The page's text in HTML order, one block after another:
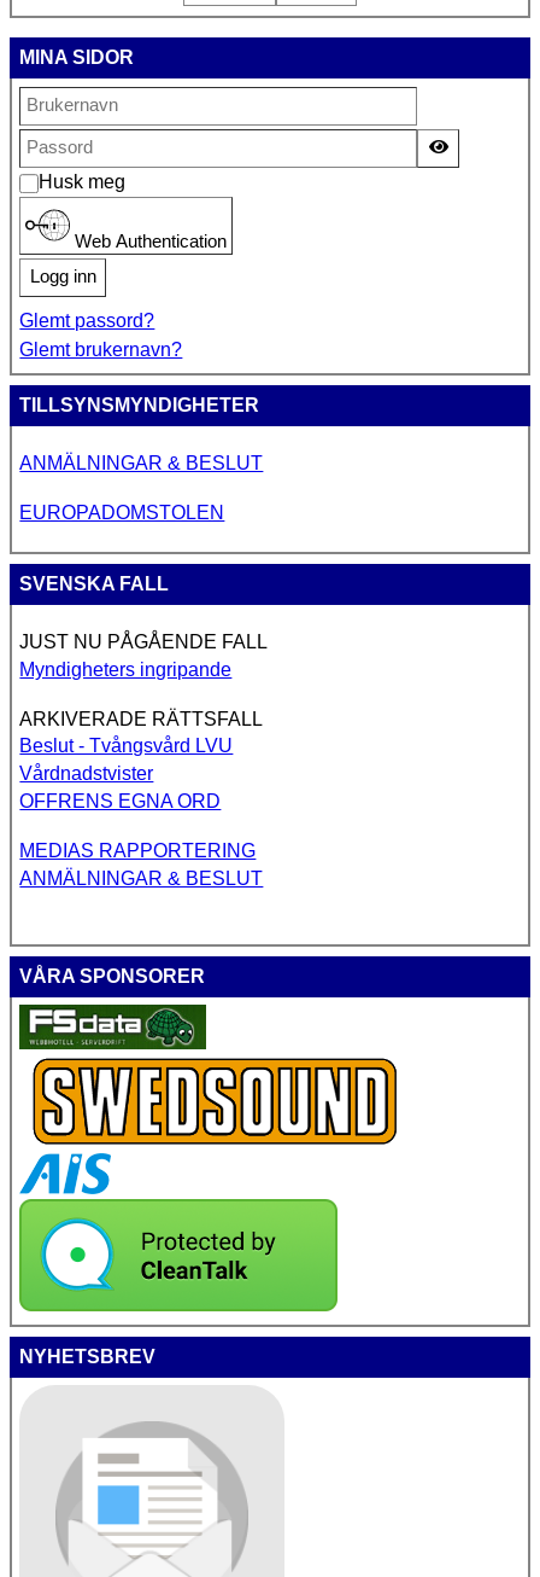
MINA SIDOR
Husk meg
Web Authentication
Logg inn
Glemt passord?
Glemt brukernavn?
TILLSYNSMYNDIGHETER
ANMÄLNINGAR & BESLUT
EUROPADOMSTOLEN
SVENSKA FALL
JUST NU PÅGÅENDE FALL
Myndigheters ingripande
ARKIVERADE RÄTTSFALL
Beslut - Tvångsvård LVU
Vårdnadstvister
OFFRENS EGNA ORD
MEDIAS RAPPORTERING
ANMÄLNINGAR & BESLUT
VÅRA SPONSORER
NYHETSBREV